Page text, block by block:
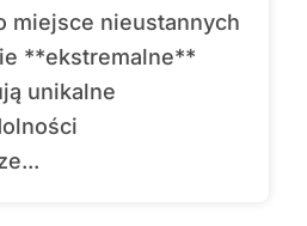
**ekstremalne**
unikalne